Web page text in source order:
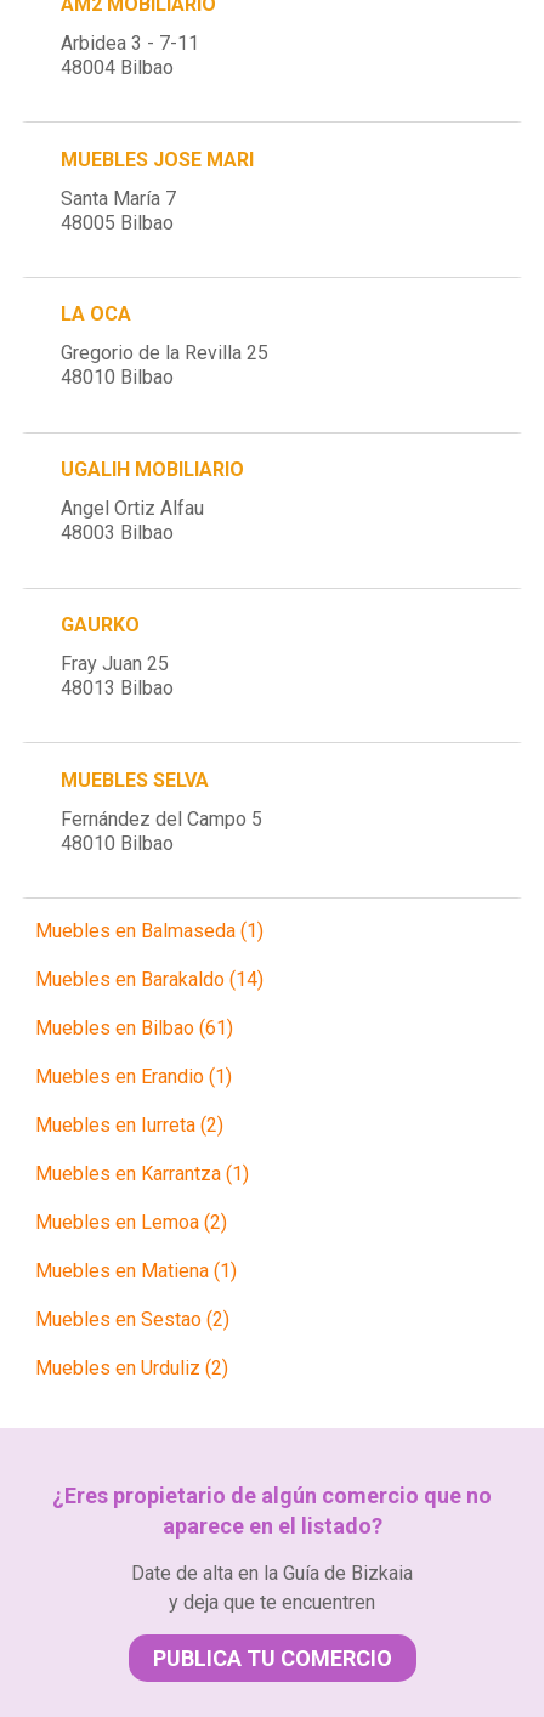
Arbidea 3 - 7-11
48004 Bilbao
MUEBLES JOSE MARI
Santa María 7
48005 Bilbao
LA OCA
Gregorio de la Revilla 25
48010 Bilbao
UGALIH MOBILIARIO
Angel Ortiz Alfau
48003 Bilbao
GAURKO
Fray Juan 25
48013 Bilbao
MUEBLES SELVA
Fernández del Campo 5
48010 Bilbao
Muebles en Balmaseda (1)
Muebles en Barakaldo (14)
Muebles en Bilbao (61)
Muebles en Erandio (1)
Muebles en Iurreta (2)
Muebles en Karrantza (1)
Muebles en Lemoa (2)
Muebles en Matiena (1)
Muebles en Sestao (2)
Muebles en Urduliz (2)
¿Eres propietario de algún comercio que no
aparece en el listado?
Date de alta en la Guía de Bizkaia
y deja que te encuentren
PUBLICA TU COMERCIO